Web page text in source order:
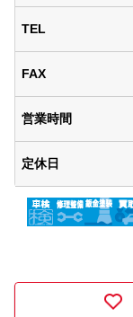
TEL
FAX
営業時間
定休日